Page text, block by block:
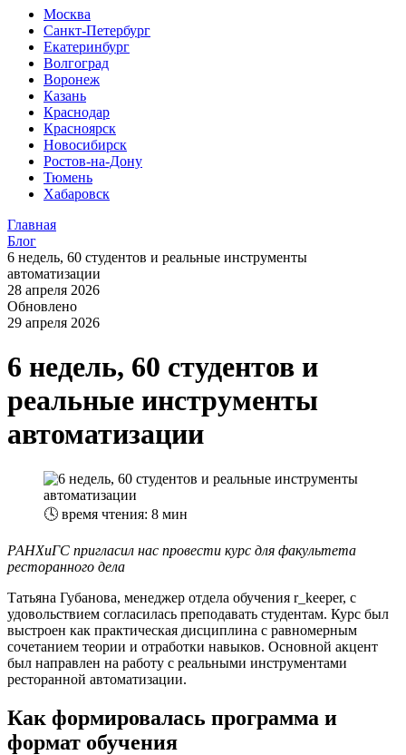
Москва
Санкт-Петербург
Екатеринбург
Волгоград
Воронеж
Казань
Краснодар
Красноярск
Новосибирск
Ростов-на-Дону
Тюмень
Хабаровск
Главная
Блог
6 недель, 60 студентов и реальные инструменты
автоматизации
28 апреля 2026
Обновлено
29 апреля 2026
6 недель, 60 студентов и
реальные инструменты
автоматизации
🕓 время чтения: 8 мин
РАНХиГС пригласил нас провести курс для факультета
ресторанного дела
Татьяна Губанова, менеджер отдела обучения r_keeper, с
удовольствием согласилась преподавать студентам. Курс был
выстроен как практическая дисциплина с равномерным
сочетанием теории и отработки навыков. Основной акцент
был направлен на работу с реальными инструментами
ресторанной автоматизации.
Как формировалась программа и
формат обучения